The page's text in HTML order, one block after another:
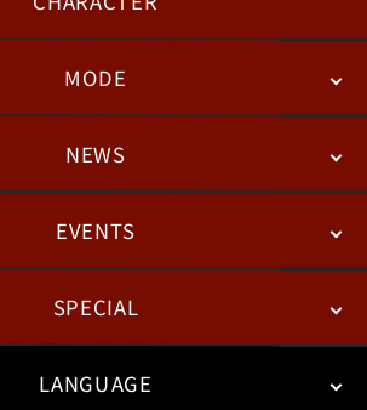
MODE
BATTLENEWS
패치노트
EVENTS
ESPORTS
SPECIAL
WEB COMICS
LANGUAGE